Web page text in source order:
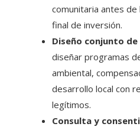
comunitaria antes de
final de inversión.
Diseño conjunto
diseñar programas
ambiental,
desarrollo local con
legítimos.
Consulta y